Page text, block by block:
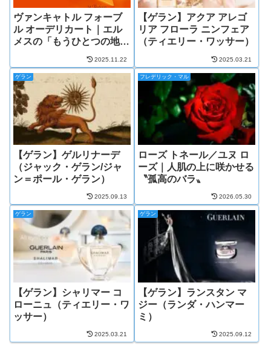
ヴァンキャトル フォーブ
ル オーデリカート｜エル
メスの「もうひとつの地中
2025.11.22
【ゲラン】アクア アレゴ
リア フローラ ニンフェア
（ティエリー・ワッサー）
2025.03.21
ゲラン
【ゲラン】ゲルリナーデ
（ジャック・ゲラン/ジャ
ン＝ポール・ゲラン）
2025.09.13
フレデリック・マル
ローズ トネール／ユヌ ロ
ーズ｜人肌の上に咲かせる
〝孤高のバラ〟
2026.05.30
ゲラン
【ゲラン】シャリマー コ
ローニュ（ティエリー・ワ
ッサー）
2025.03.21
ゲラン
【ゲラン】ランスタン マ
ジー（ランダ・ハンマー
ミ）
2025.09.12